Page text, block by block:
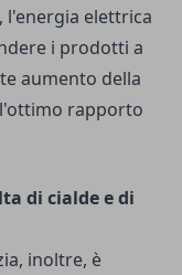
elettrica
i prodotti a
aumento della
rapporto
di cialde e di
inoltre, è